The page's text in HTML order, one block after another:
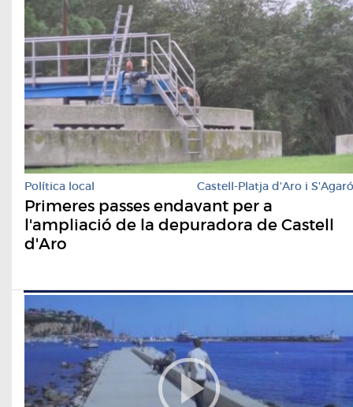
Política local Castell-Platja d'Aro i S'Agaró
Primeres passes endavant per a
l'ampliació de la depuradora de Castell
d'Aro